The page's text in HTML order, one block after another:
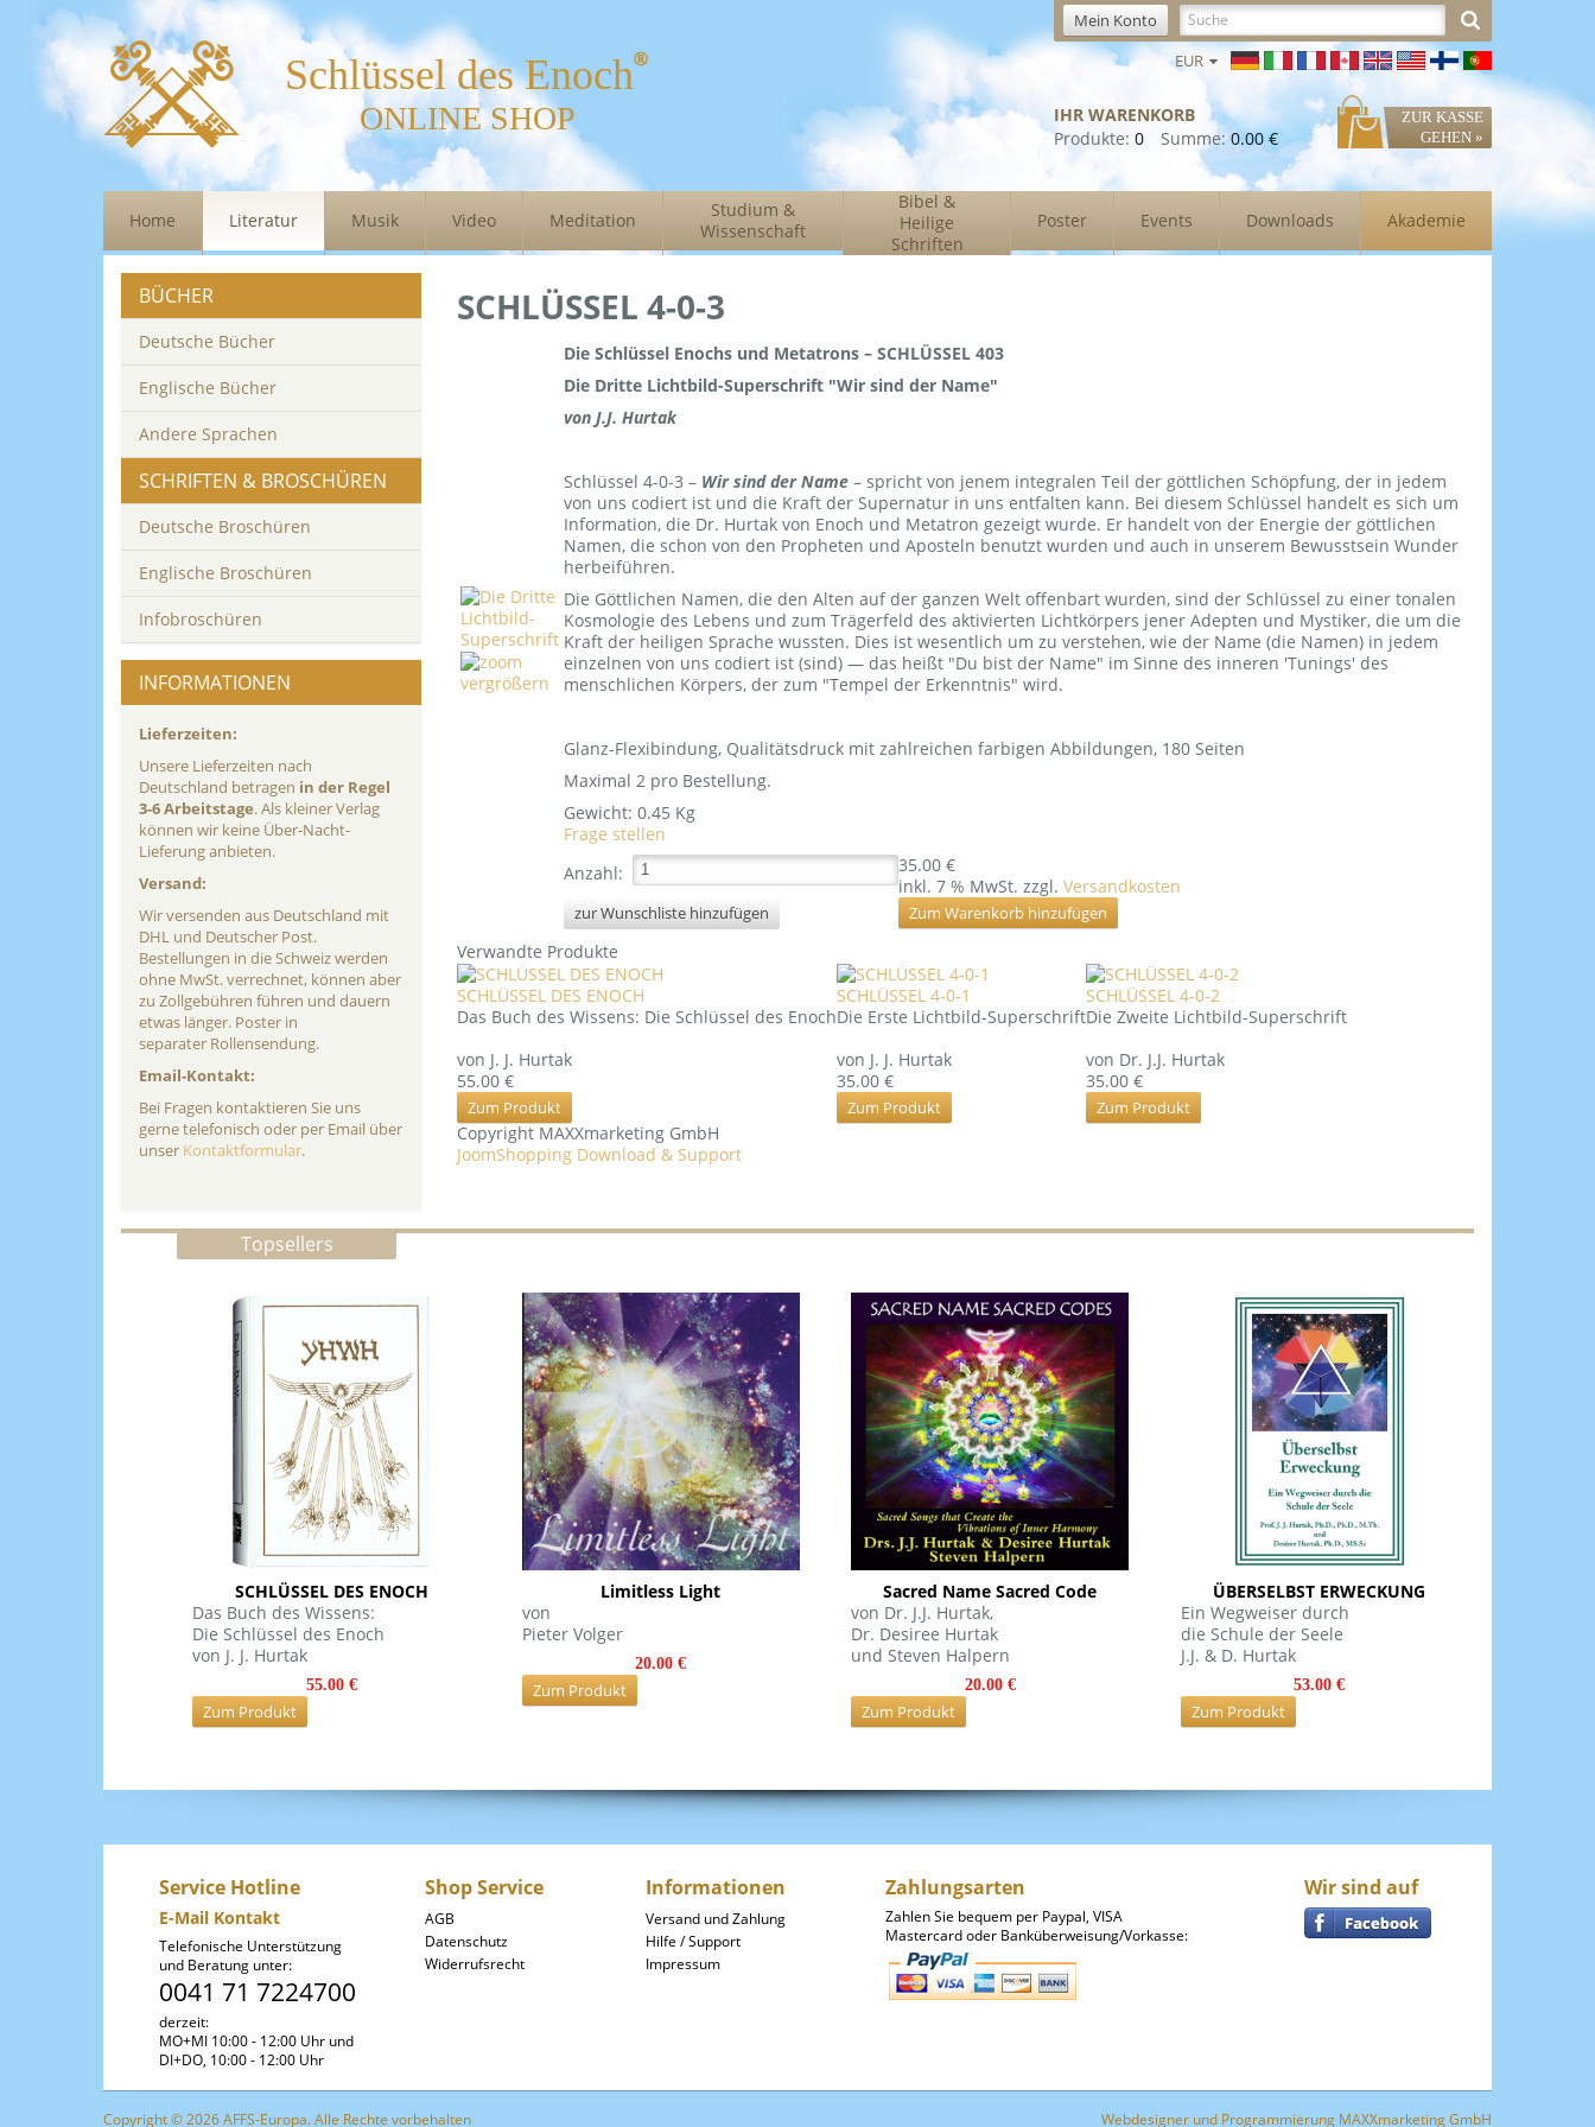
Schlüssel des Enoch
ONLINE SHOP
Mein Konto
EUR
IHR WARENKORB
ZUR KASSE
GEHEN »
Produkte: 0 Summe: 0.00 €
Home Literatur Musik Video Meditation
Studium &
Wissenschaft
Bibel &
Heilige
Schriften
Poster Events Downloads Akademie
BÜCHER
Deutsche Bücher
Englische Bücher
Andere Sprachen
SCHRIFTEN & BROSCHÜREN
Deutsche Broschüren
Englische Broschüren
Infobroschüren
INFORMATIONEN
Lieferzeiten:
Unsere Lieferzeiten nach
Deutschland betragen in der Regel
3-6 Arbeitstage. Als kleiner Verlag
können wir keine Über-Nacht-
Lieferung anbieten.
Versand:
Wir versenden aus Deutschland mit
DHL und Deutscher Post.
Bestellungen in die Schweiz werden
ohne MwSt. verrechnet, können aber
zu Zollgebühren führen und dauern
etwas länger. Poster in
separater Rollensendung.
Email-Kontakt:
Bei Fragen kontaktieren Sie uns
gerne telefonisch oder per Email über
unser Kontaktformular.
SCHLÜSSEL 4-0-3
vergrößern
Die Schlüssel Enochs und Metatrons – SCHLÜSSEL 403
Die Dritte Lichtbild-Superschrift "Wir sind der Name"
von J.J. Hurtak
Schlüssel 4-0-3 – Wir sind der Name – spricht von jenem integralen Teil der göttlichen Schöpfung, der in jedem
von uns codiert ist und die Kraft der Supernatur in uns entfalten kann. Bei diesem Schlüssel handelt es sich um
Information, die Dr. Hurtak von Enoch und Metatron gezeigt wurde. Er handelt von der Energie der göttlichen
Namen, die schon von den Propheten und Aposteln benutzt wurden und auch in unserem Bewusstsein Wunder
herbeiführen.
Die Göttlichen Namen, die den Alten auf der ganzen Welt offenbart wurden, sind der Schlüssel zu einer tonalen
Kosmologie des Lebens und zum Trägerfeld des aktivierten Lichtkörpers jener Adepten und Mystiker, die um die
Kraft der heiligen Sprache wussten. Dies ist wesentlich um zu verstehen, wie der Name (die Namen) in jedem
einzelnen von uns codiert ist (sind) — das heißt "Du bist der Name" im Sinne des inneren 'Tunings' des
menschlichen Körpers, der zum "Tempel der Erkenntnis" wird.
Glanz-Flexibindung, Qualitätsdruck mit zahlreichen farbigen Abbildungen, 180 Seiten
Maximal 2 pro Bestellung.
Gewicht: 0.45 Kg
Frage stellen
Anzahl:
35.00 €
inkl. 7 % MwSt. zzgl. Versandkosten
Verwandte Produkte
SCHLÜSSEL DES ENOCH
Das Buch des Wissens: Die Schlüssel des Enoch
von J. J. Hurtak
55.00 €
Zum Produkt
SCHLÜSSEL 4-0-1
Die Erste Lichtbild-Superschrift
von J. J. Hurtak
35.00 €
Zum Produkt
SCHLÜSSEL 4-0-2
Die Zweite Lichtbild-Superschrift
von Dr. J.J. Hurtak
35.00 €
Zum Produkt
Copyright MAXXmarketing GmbH
JoomShopping Download & Support
Topsellers
SCHLÜSSEL DES ENOCH
Das Buch des Wissens:
Die Schlüssel des Enoch
von J. J. Hurtak
55.00 €
Zum Produkt
Limitless Light
von
Pieter Volger
20.00 €
Zum Produkt
Sacred Name Sacred Code
von Dr. J.J. Hurtak,
Dr. Desiree Hurtak
und Steven Halpern
20.00 €
Zum Produkt
ÜBERSELBST ERWECKUNG
Ein Wegweiser durch
die Schule der Seele
J.J. & D. Hurtak
53.00 €
Zum Produkt
Service Hotline
E-Mail Kontakt
Telefonische Unterstützung
und Beratung unter:
0041 71 7224700
derzeit:
MO+MI 10:00 - 12:00 Uhr und
DI+DO, 10:00 - 12:00 Uhr
Shop Service
AGB
Datenschutz
Widerrufsrecht
Informationen
Versand und Zahlung
Hilfe / Support
Impressum
Zahlungsarten
Zahlen Sie bequem per Paypal, VISA
Mastercard oder Banküberweisung/Vorkasse:
Wir sind auf
Copyright © 2026 AFFS-Europa. Alle Rechte vorbehalten Webdesigner und Programmierung MAXXmarketing GmbH